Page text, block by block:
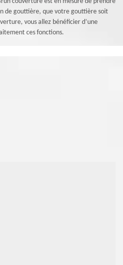
de gouttière, que votre gouttière soit
vous allez bénéficier d’une
ces fonctions.